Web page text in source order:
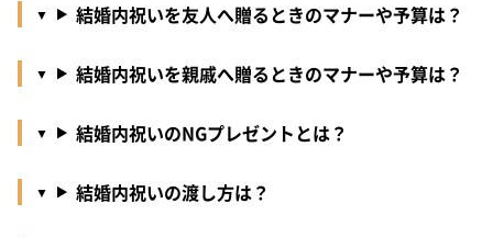
結婚内祝いを友人へ贈るときのマナーや予算は？
結婚内祝いを親戚へ贈るときのマナーや予算は？
結婚内祝いのNGプレゼントとは？
結婚内祝いの渡し方は？